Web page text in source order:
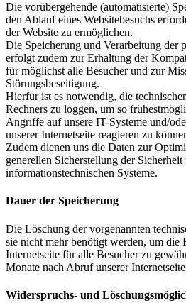
Die vorübergehende (automatisierte)
den Ablauf eines Websitebesuchs
der Website zu ermöglichen.
Die Speicherung und Verarbeitung der
erfolgt zudem zur Erhaltung der
für möglichst alle Besucher und zur
Störungsbeseitigung.
Hierfür ist es notwendig, die
Rechners zu loggen, um so
Angriffe auf unsere IT-Systeme und/
unserer Internetseite reagieren zu
Zudem dienen uns die Daten zur
generellen Sicherstellung der Sicherheit
informationstechnischen Systeme.
Dauer der Speicherung
Die Löschung der vorgenannten
sie nicht mehr benötigt werden, um die
Internetseite für alle Besucher zu
Monate nach Abruf unserer
Widerspruchs- und